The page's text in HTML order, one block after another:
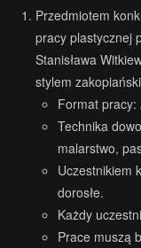
Przedmiotem
pracy plastycznej
Stanisława
stylem
Format pracy:
Technika
malarstwo,
Uczestnikiem
dorosłe.
Każdy
Prace muszą